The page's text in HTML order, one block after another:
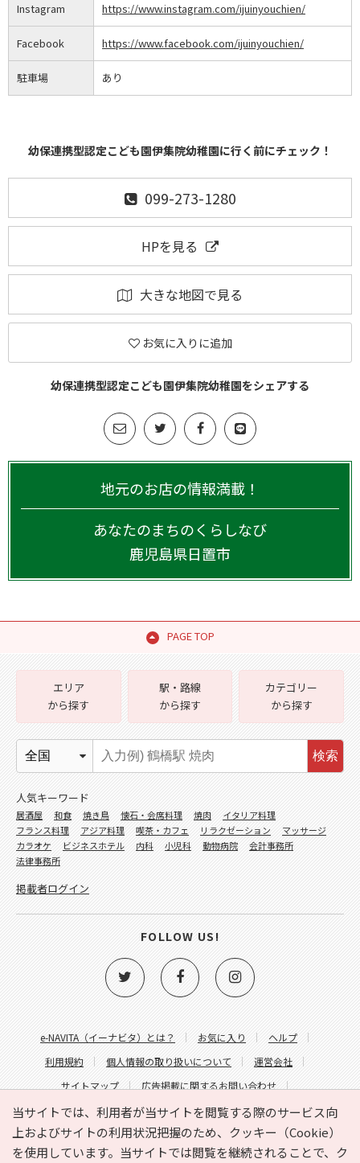
Instagram https://www.instagram.com/ijuinyouchien/
Facebook https://www.facebook.com/ijuinyouchien/
駐車場 あり
幼保連携型認定こども園伊集院幼稚園に行く前にチェック！
099-273-1280
HPを見る
大きな地図で見る
お気に入りに追加
幼保連携型認定こども園伊集院幼稚園をシェアする
地元のお店の情報満載！
あなたのまちのくらしなび
鹿児島県日置市
PAGE TOP
当サイトでは、利用者が当サイトを閲覧する際のサービス向
上およびサイトの利用状況把握のため、クッキー（Cookie）
を使用しています。当サイトでは閲覧を継続されることで、ク
e-NAVITA（イーナビタ）とは？ お気に入り
ヘルプ
利用規約
個人情報の取り扱いについて
運営会社
サイトマップ
広告掲載に関するお問い合わせ
サイトの内容に関するお問い合わせ
エリア
から探す
駅・路線
から探す
カテゴリー
から探す
検索
人気キーワード
居酒屋 和食 焼き鳥 懐石・会席料理 焼肉
イタリア料理
フランス料理
アジア料理 喫茶・カフェ リラクゼーション
マッサージ
カラオケ
ビジネスホテル 内科 小児科 動物病院
会計事務所
法律事務所
掲載者ログイン
FOLLOW US!